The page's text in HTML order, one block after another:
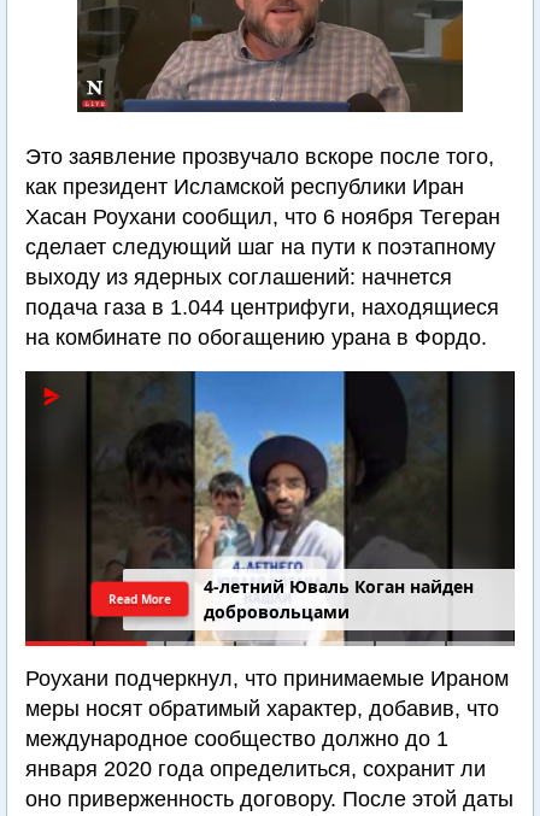
Это заявление прозвучало вскоре после того,
как президент Исламской республики Иран
Хасан Роухани сообщил, что 6 ноября Тегеран
сделает следующий шаг на пути к поэтапному
выходу из ядерных соглашений: начнется
подача газа в 1.044 центрифуги, находящиеся
на комбинате по обогащению урана в Фордо.
4-летний Юваль Коган найден
добровольцами
Read More
Роухани подчеркнул, что принимаемые Ираном
меры носят обратимый характер, добавив, что
международное сообщество должно до 1
января 2020 года определиться, сохранит ли
оно приверженность договору. После этой даты